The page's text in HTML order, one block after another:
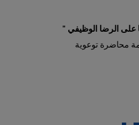
على الرضا الوظيفي "
محاضرة توعوية